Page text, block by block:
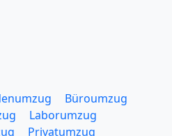
Büroumzug
Laborumzug
Privatumzug